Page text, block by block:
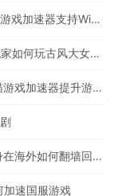
国服游戏《超级工厂》全平台上线｜加速喵游戏加速器支持Window、iOS、Android多平台使用
《花落长安》 9月15日全平台上线｜海外玩家如何玩古风大女主养成手游
《兽兽军团》9月6日全网上线｜使用加速喵游戏加速器提升游戏体验
《超时空罗曼史》9月5日在爱奇艺播出｜身在海外如何翻墙回国追剧？
加速国服游戏